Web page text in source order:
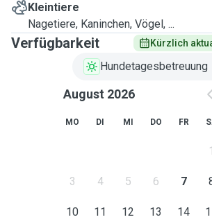
Kleintiere
Nagetiere, Kaninchen, Vögel, ...
Verfügbarkeit Kürzlich
Hundetagesbetreuung
August 2026
MO DI MI DO FR
1
3 4 5 6 7
10 11 12 13 14